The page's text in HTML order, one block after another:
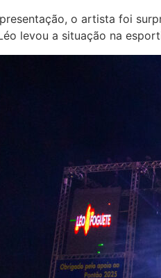
o artista foi
levou a situação na